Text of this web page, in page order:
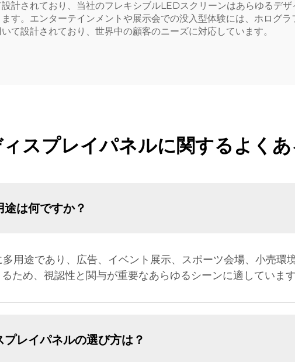
計されており、当社のフレキシブルLEDスクリーンはあらゆるデ
す。エンターテインメントや展示会での没入型体験には、ホログ
て設計されており、世界中の顧客のニーズに対応しています。
スプレイパネルに関するよくあ
は何ですか？
用途であり、広告、イベント展示、スポーツ会場、小売環
ため、視認性と関与が重要なあらゆるシーンに適しています
レイパネルの選び方は？